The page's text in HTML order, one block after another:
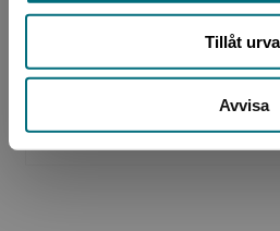
Tillåt
Avvisa
Elisabeth Werngren
grafisk formgivning på olika